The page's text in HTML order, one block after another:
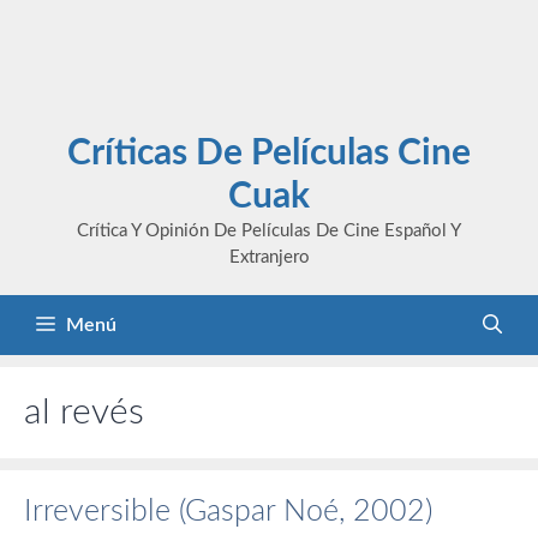
Críticas De Películas Cine
Cuak
Crítica Y Opinión De Películas De Cine Español Y
Extranjero
Menú
al revés
Irreversible (Gaspar Noé, 2002)